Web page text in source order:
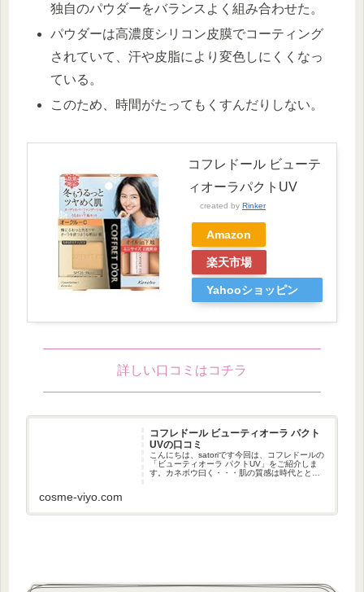
独自のパウダーをバランスよく組み合わせた。
パウダーは高濃度シリコン皮膜でコーティング
されていて、汗や皮脂により変色しにくくなっ
ている。
このため、時間がたってもくすんだりしない。
コフレドール ビューテ
ィオーラパクトUV
created by Rinker
Amazon
楽天市場
Yahooショッピン
詳しい口コミはコチラ
コフレドール ビューティオーラ パクト
UVの口コミ
こんにちは、satoriです今回は、コフレドールの
「ビューティオーラ パクトUV」をご紹介しま
す。カネボウ曰く・・・肌の質感は時代ととも
cosme-viyo.com